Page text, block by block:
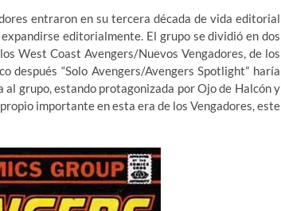
entraron en su tercera década de vida editorial
editorialmente. El grupo se dividió en dos
West Coast Avengers/Nuevos Vengadores, de los
después “Solo Avengers/Avengers Spotlight” haría
grupo, estando protagonizada por Ojo de Halcón y
importante en esta era de los Vengadores, este